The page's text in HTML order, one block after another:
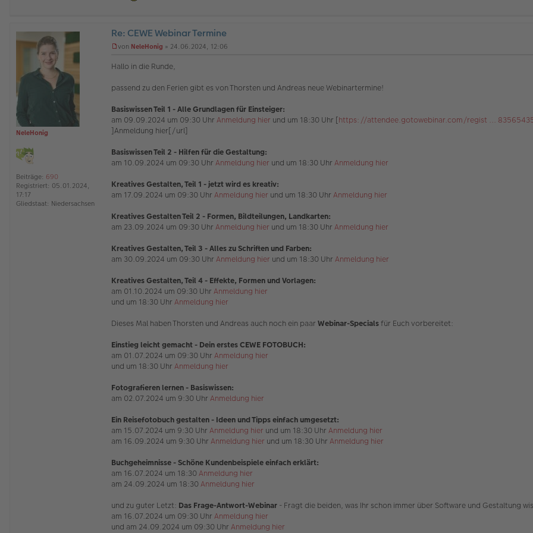
NeleHonig
Beiträge: 690
Registriert: 05.01.2024,
17:17
Gliedstaat: Niedersachsen
Re: CEWE Webinar Termine
g
l
s
n
e
B
e
r
a
von NeleHonig » 24.06.2024, 12:06
Hallo in die Runde,
passend zu den Ferien gibt es von Thorsten und Andreas neue Webinartermine!
Basiswissen Teil 1 - Alle Grundlagen für Einsteiger:
am 09.09.2024 um 09:30 Uhr Anmeldung hier und um 18:30 Uhr [https://attendee.gotowebinar.com/regist ...
]Anmeldung hier[/url]
Basiswissen Teil 2 - Hilfen für die Gestaltung:
am 10.09.2024 um 09:30 Uhr Anmeldung hier und um 18:30 Uhr Anmeldung hier
Kreatives Gestalten, Teil 1 - jetzt wird es kreativ:
am 17.09.2024 um 09:30 Uhr Anmeldung hier und um 18:30 Uhr Anmeldung hier
Kreatives Gestalten Teil 2 - Formen, Bildteilungen, Landkarten:
am 23.09.2024 um 09:30 Uhr Anmeldung hier und um 18:30 Uhr Anmeldung hier
Kreatives Gestalten, Teil 3 - Alles zu Schriften und Farben:
am 30.09.2024 um 09:30 Uhr Anmeldung hier und um 18:30 Uhr Anmeldung hier
Kreatives Gestalten, Teil 4 - Effekte, Formen und Vorlagen:
am 01.10.2024 um 09:30 Uhr Anmeldung hier
und um 18:30 Uhr Anmeldung hier
Dieses Mal haben Thorsten und Andreas auch noch ein paar Webinar-Specialsfür Euch vorbereitet:
Einstieg leicht gemacht - Dein erstes CEWE FOTOBUCH:
am 01.07.2024 um 09:30 Uhr Anmeldung hier
und um 18:30 Uhr Anmeldung hier
Fotografieren lernen - Basiswissen:
am 02.07.2024 um 9:30 Uhr Anmeldung hier
Ein Reisefotobuch gestalten - Ideen und Tipps einfach umgesetzt:
am 15.07.2024 um 9:30 Uhr Anmeldung hier und um 18:30 Uhr Anmeldung hier
am 16.09.2024 um 9:30 Uhr Anmeldung hier und um 18:30 Uhr Anmeldung hier
Buchgeheimnisse - Schöne Kundenbeispiele einfach erklärt:
am 16.07.2024 um 18:30Anmeldung hier
am 24.09.2024 um 18:30Anmeldung hier
und zu guter Letzt: Das Frage-Antwort-Webinar - Fragt die beiden, was Ihr schon immer über Software und Gestaltung
am 16.07.2024 um 09:30 Uhr Anmeldung hier
und am 24.09.2024 um 09:30 Uhr Anmeldung hier